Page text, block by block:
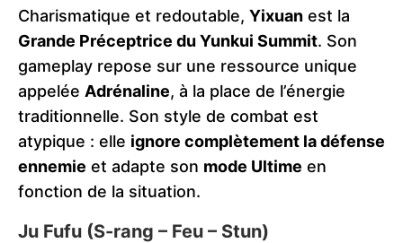
Charismatique et redoutable, Yixuan est la
Grande Préceptrice du Yunkui Summit. Son
gameplay repose sur une ressource unique
appelée Adrénaline, à la place de l’énergie
traditionnelle. Son style de combat est
atypique : elle ignore complètement la défense
ennemie et adapte son mode Ultime en
fonction de la situation.
Ju Fufu (S-rang – Feu – Stun)